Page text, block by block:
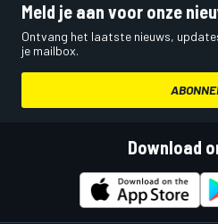
Meld je aan voor onze
Ontvang het laatste nieuws,
je mailbox.
Download